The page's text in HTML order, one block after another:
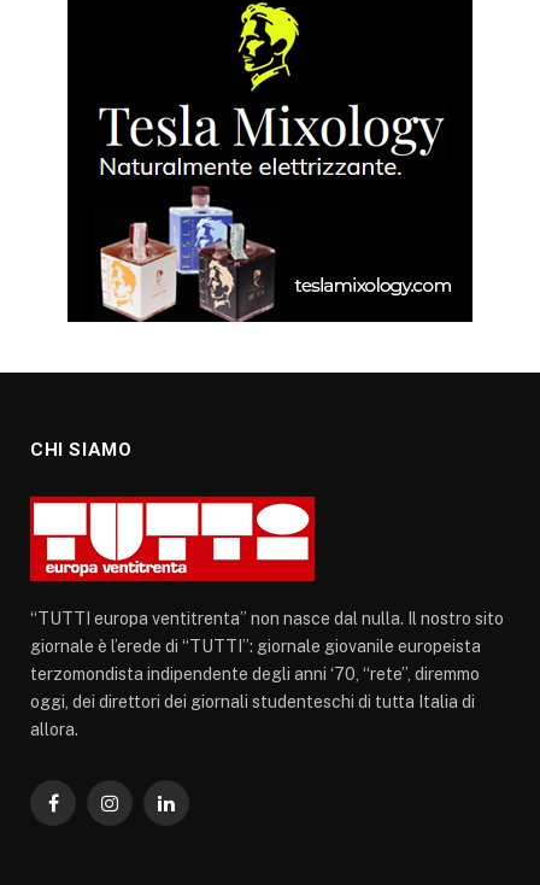
CHI SIAMO
“TUTTI europa ventitrenta” non nasce dal nulla. Il nostro sito
giornale è l’erede di “TUTTI”: giornale giovanile europeista
terzomondista indipendente degli anni ‘70, “rete”, diremmo
oggi, dei direttori dei giornali studenteschi di tutta Italia di
allora.
FacebookInstagramLinkedIn